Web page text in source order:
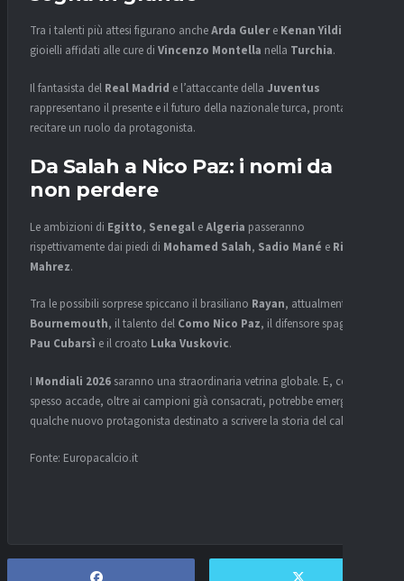
Tra i talenti più attesi figurano ancheArda Gulere Kenan Yildiz
gioielli affidati alle cure di Vincenzo Montella nella Turchia.
Il fantasista del Real Madrid e l’attaccante della Juventus
rappresentano il presente e il futuro della nazionale turca, pronta a
recitare un ruolo da protagonista.
Da Salah a Nico Paz: i nomi da
non perdere
Le ambizioni di Egitto, Senegal eAlgeria passeranno
rispettivamente dai piedi di Mohamed Salah, Sadio Mané e Riyad
Mahrez.
Tra le possibili sorprese spiccano il brasiliano Rayan, attualmente al
Bournemouth, il talento del Como Nico Paz, il difensore spagnolo
Pau Cubarsì e il croato Luka Vuskovic.
I Mondiali 2026 saranno una straordinaria vetrina globale. E, come
spesso accade, oltre ai campioni già consacrati, potrebbe emergere
qualche nuovo protagonista destinato a scrivere la storia del calcio.
Fonte: Europacalcio.it